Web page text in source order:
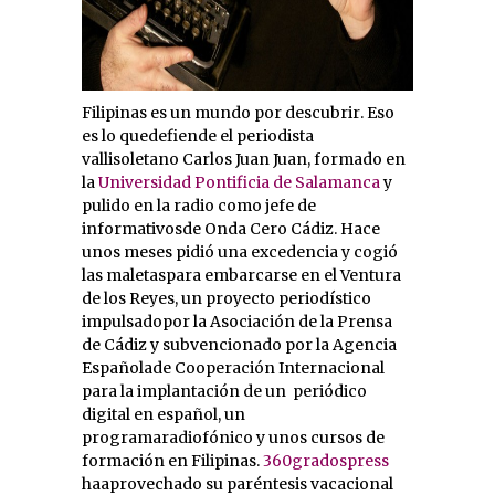
Filipinas es un mundo por descubrir. Eso
es lo quedefiende el periodista
vallisoletano Carlos Juan Juan, formado en
laUniversidad Pontificia de Salamancay
pulido en la radio como jefe de
informativosde Onda Cero Cádiz. Hace
unos meses pidió una excedencia y cogió
las maletaspara embarcarse en el Ventura
de los Reyes, un proyecto periodístico
impulsadopor la Asociación de la Prensa
de Cádiz y subvencionado por la Agencia
Españolade Cooperación Internacional
para la implantación de un periódico
digital en español, un
programaradiofónico y unos cursos de
formación en Filipinas.360gradospress
haaprovechado su paréntesis vacacional